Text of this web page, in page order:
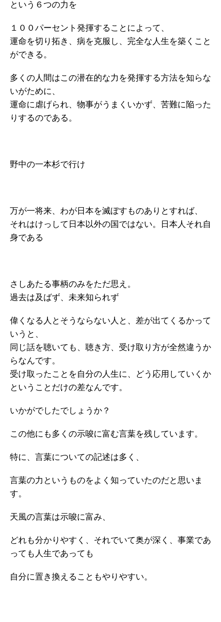
という６つの力を
１００パーセント発揮することによって、
運命を切り拓き、病を克服し、完全な人生を築くこと
ができる。
多くの人間はこの潜在的な力を発揮する方法を知らな
いがために、
運命に虐げられ、物事がうまくいかず、苦難に陥った
りするのである。
野中の一本杉で行け
万が一将来、わが日本を滅ぼすものありとすれば、
それはけっして日本以外の国ではない。日本人それ自
身である
さしあたる事柄のみをただ思え。
過去は及ばず、未来知られず
偉くなる人とそうならない人と、差が出てくるかって
いうと、
同じ話を聴いても、聴き方、受け取り方が全然違うか
らなんです。
受け取ったことを自分の人生に、どう応用していくか
ということだけの差なんです。
いかがでしたでしょうか？
この他にも多くの示唆に富む言葉を残しています。
特に、言葉についての記述は多く、
言葉の力というものをよく知っていたのだと思いま
す。
天風の言葉は示唆に富み、
どれも分かりやすく、それでいて奥が深く、事業であ
っても人生であっても
自分に置き換えることもやりやすい。